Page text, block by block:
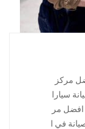
مركز
سيارا
افضل مر
في ا